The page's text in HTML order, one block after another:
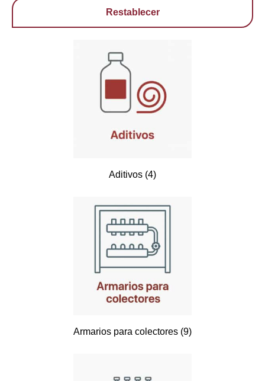
Restablecer
Aditivos (4)
Armarios para colectores (9)